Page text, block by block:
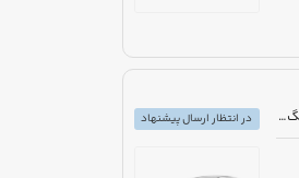
مزایده دولتی خودرو پراید مدل 1385 رنگ نقره ای
در انتظار ارسال پیشنهاد